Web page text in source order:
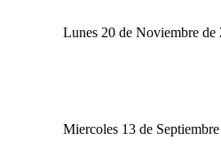
Lunes 20 de Noviembre de
Miercoles 13 de